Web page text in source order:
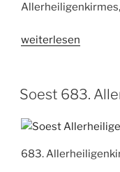
Allerheiligenkirmes,
„Soest,
weiterlesen
Soest 683.
683.